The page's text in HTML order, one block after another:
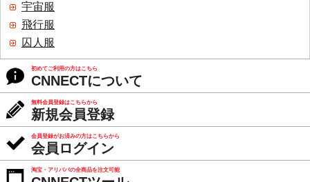
宇宙服
飛行服
囚人服
初めてご利用の方はこちら
CNNECTについて
無料会員登録はこちらから
新規会員登録
会員登録がお済みの方はこちらから
会員ログイン
淘宝・アリババの全商品を注文可能